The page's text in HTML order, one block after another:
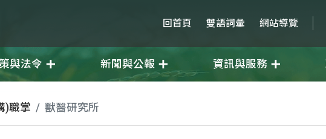
回首頁 雙語詞彙 網站導覽
與法令 新聞與公報 資訊與服務
)職掌 獸醫研究所